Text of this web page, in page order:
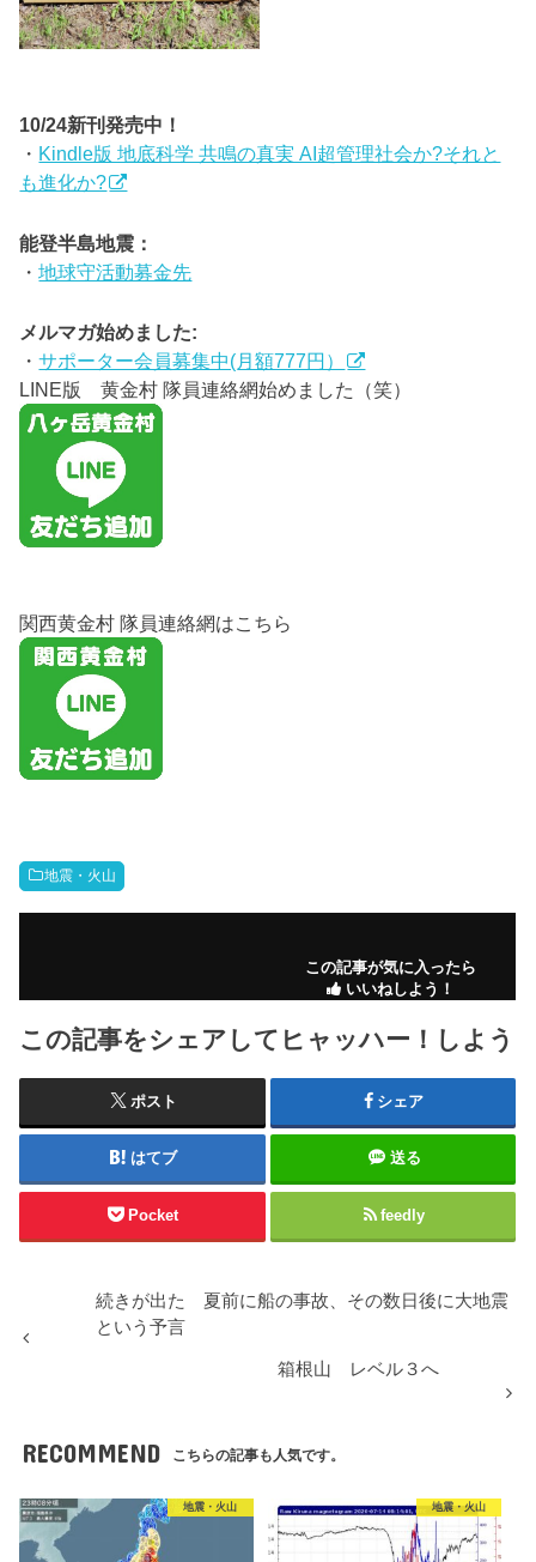
10/24新刊発売中！
・ Kindle版 地底科学 共鳴の真実 AI超管理社会か?それと
も進化か?
能登半島地震：
・地球守活動募金先
メルマガ始めました:
・サポーター会員募集中(月額777円）
LINE版 黄金村 隊員連絡網始めました（笑）
関西黄金村 隊員連絡網はこちら
地震・火山
この記事が気に入ったら
いいねしよう！
この記事をシェアしてヒャッハー！しよう
ポスト シェア
はてブ 送る
Pocket feedly
続きが出た 夏前に船の事故、その数日後に大地震
という予言
箱根山 レベル３へ
RECOMMEND こちらの記事も人気です。
地震・火山 地震・火山